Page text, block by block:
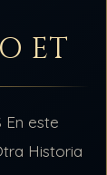
ET
En este
Historia